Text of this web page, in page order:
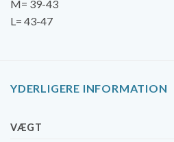
M= 39-43
L= 43-47
YDERLIGERE INFORMATION
VÆGT